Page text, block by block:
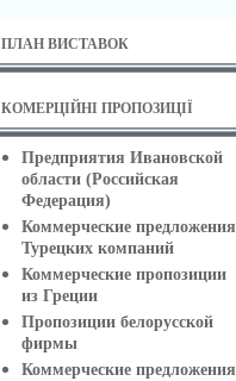
ПЛАН ВИСТАВОК
КОМЕРЦІЙНІ ПРОПОЗИЦІЇ
Предприятия Ивановской
области (Российская
Федерация)
Коммерческие предложения
Турецких компаний
Коммерческие пропозиции
из Греции
Пропозиции белорусской
фирмы
Коммерческие предложения